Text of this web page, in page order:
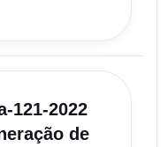
121-2022
de